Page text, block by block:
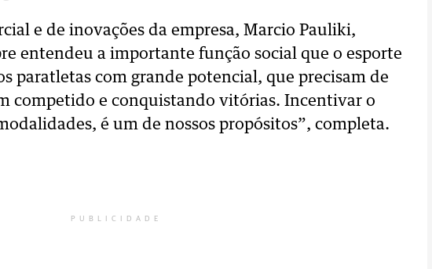
e de inovações da empresa, Marcio Pauliki,
entendeu a importante função social que o esporte
paratletas com grande potencial, que precisam de
competido e conquistando vitórias. Incentivar o
é um de nossos propósitos”, completa.
PUBLICIDADE